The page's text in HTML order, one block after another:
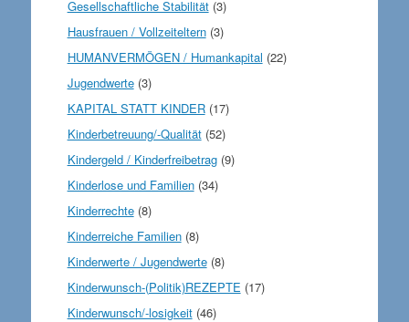
Gesellschaftliche Stabilität(3)
Hausfrauen / Vollzeiteltern(3)
HUMANVERMÖGEN / Humankapital (22)
Jugendwerte(3)
KAPITAL STATT KINDER(17)
Kinderbetreuung/-Qualität(52)
Kindergeld / Kinderfreibetrag(9)
Kinderlose und Familien(34)
Kinderrechte(8)
Kinderreiche Familien(8)
Kinderwerte / Jugendwerte(8)
Kinderwunsch-(Politik)REZEPTE (17)
Kinderwunsch/-losigkeit(46)